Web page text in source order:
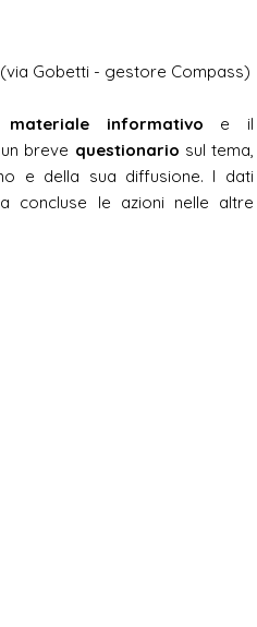
Gobetti - gestore Compass)
materiale informativo e il
breve questionario sul tema,
e della sua diffusione. I dati
concluse le azioni nelle altre